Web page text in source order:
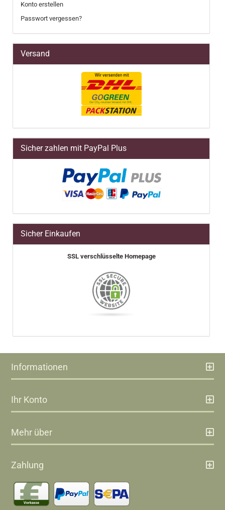
Konto erstellen
Passwort vergessen?
Versand
Sicher zahlen mit PayPal Plus
Sicher Einkaufen
SSL verschlüsselte Homepage
Informationen
Ihr Konto
Mehr über
Zahlung